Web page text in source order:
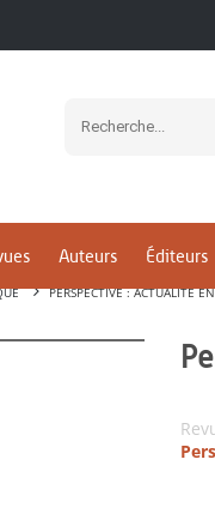
Auteurs Éditeurs
PERSPECTIVE : ACTUALITÉ